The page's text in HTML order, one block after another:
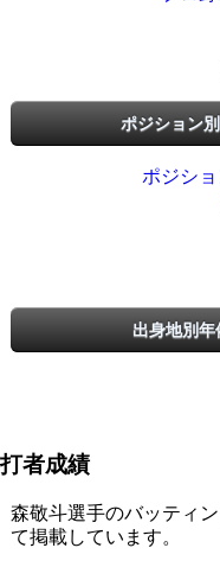
ポジション
ポジシ
出身地別年
打者成績
森敬斗選手のバッティ
て掲載しています。